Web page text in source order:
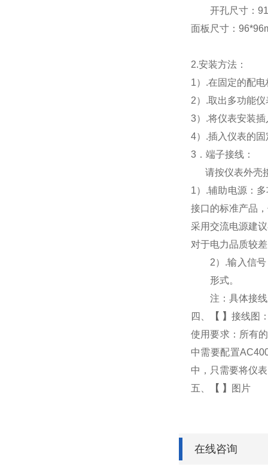
开孔尺寸：
面板尺寸：
2.安装方法：
1）.在固定的配
2）.取出多功能
3）.将仪表安装
4）.插入仪表的
3 ．端子接线：
请按仪表外壳
1） .辅助电源：
接口的标准产品
采用交流电源建
对于电力品质较
2） .输入信
形式。
注：具体接
四、
【 】 接线图
使用要求：所有
中需要配置
中，只需要将仪
五、
【 】 图片
在线咨询